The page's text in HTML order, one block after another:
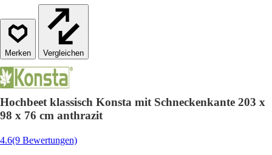
Vergleichen
Hochbeet klassisch Konsta mit Schneckenkante 203 x
98 x 76 cm anthrazit
4.6(9 Bewertungen)